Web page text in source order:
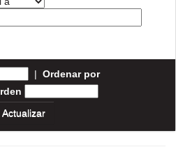
| Ordenar por